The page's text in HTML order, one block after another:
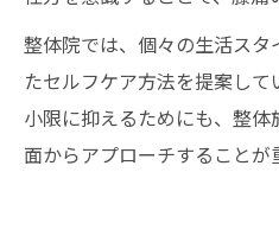
整体院では、個々の生活ス
たセルフケア方法を提案し
小限に抑えるためにも、整
面からアプローチすることが